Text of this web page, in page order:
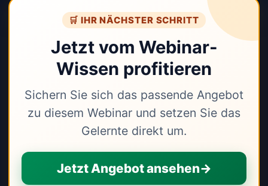
🛒 IHR NÄCHSTER SCHRITT
Jetzt vom Webinar-
Wissen profitieren
Sichern Sie sich das passende Angebot
zu diesem Webinar und setzen Sie das
Gelernte direkt um.
Jetzt Angebot ansehen→